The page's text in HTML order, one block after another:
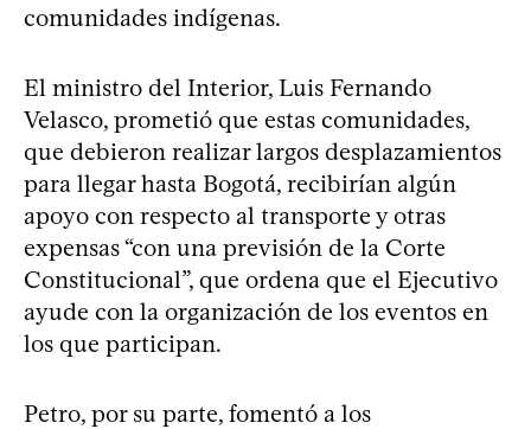
comunidades indígenas.
El ministro del Interior, Luis Fernando
Velasco, prometió que estas comunidades,
que debieron realizar largos desplazamientos
para llegar hasta Bogotá, recibirían algún
apoyo con respecto al transporte y otras
expensas “con una previsión de la Corte
Constitucional”, que ordena que el Ejecutivo
ayude con la organización de los eventos en
los que participan.
Petro, por su parte, fomentó a los